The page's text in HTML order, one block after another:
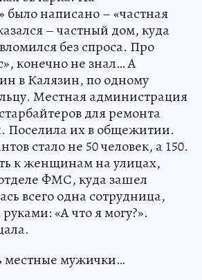
было написано – «частная
– частный дом, куда
без спроса. Про
конечно не знал… А
в Калязин, по одному
Местная администрация
для ремонта
Поселила их в общежитии.
стало не 50 человек, а 150.
к женщинам на улицах,
ФМС, куда зашел
всего одна сотрудница,
«А что я могу?».
местные мужички…